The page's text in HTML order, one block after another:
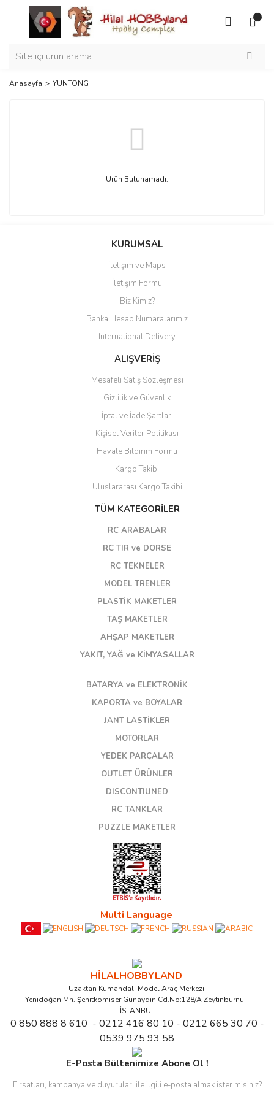
Anasayfa YUNTONG
Ürün Bulunamadı.
KURUMSAL
İletişim ve Maps
İletişim Formu
Biz Kimiz?
Banka Hesap Numaralarımız
International Delivery
ALIŞVERİŞ
Mesafeli Satış Sözleşmesi
Gizlilik ve Güvenlik
İptal ve İade Şartları
Kişisel Veriler Politikası
Havale Bildirim Formu
Kargo Takibi
Uluslararası Kargo Takibi
TÜM KATEGORİLER
RC ARABALAR
RC TIR ve DORSE
RC TEKNELER
MODEL TRENLER
PLASTİK MAKETLER
TAŞ MAKETLER
AHŞAP MAKETLER
YAKIT, YAĞ ve KİMYASALLAR
BATARYA ve ELEKTRONİK
KAPORTA ve BOYALAR
JANT LASTİKLER
MOTORLAR
YEDEK PARÇALAR
OUTLET ÜRÜNLER
DISCONTIUNED
RC TANKLAR
PUZZLE MAKETLER
Multi Language
HİLALHOBBYLAND
Uzaktan Kumandalı Model Araç Merkezi
Yenidoğan Mh. Şehitkomiser Günaydın Cd.No:128/A Zeytinburnu -
İSTANBUL
0 850 888 8 610 - 0212 416 80 10 - 0212 665 30 70 -
0539 975 93 58
E-Posta Bültenimize Abone Ol !
Fırsatları, kampanya ve duyuruları ile ilgili e-posta almak ister misiniz?